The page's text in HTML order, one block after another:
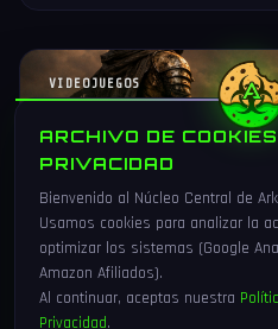
VIDEOJUEGOS
ARCHIVO DE
PRIVACIDAD
Bienvenido al Núcleo Central de
Usamos cookies para analizar la
optimizar los sistemas (Google
Amazon Afiliados).
Al continuar, aceptas nuestra
Privacidad.